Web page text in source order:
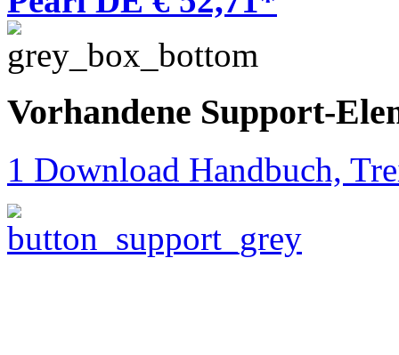
Vorhandene Support-
1 Download Handbuch,